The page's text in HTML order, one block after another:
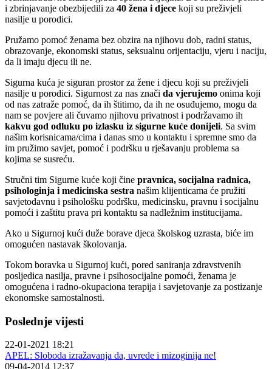
i zbrinjavanje obezbijedili za 40 žena i djece koji su preživjeli
nasilje u porodici.
Pružamo pomoć ženama bez obzira na njihovu dob, radni status,
obrazovanje, ekonomski status, seksualnu orijentaciju, vjeru i naciju,
da li imaju djecu ili ne.
Sigurna kuća je siguran prostor za žene i djecu koji su preživjeli
nasilje u porodici. Sigurnost za nas znači da vjerujemo onima koji
od nas zatraže pomoć, da ih štitimo, da ih ne osuđujemo, mogu da
nam se povjere ali čuvamo njihovu privatnost i podržavamo ih
kakvu god odluku po izlasku iz sigurne kuće donijeli. Sa svim
našim korisnicama/cima i danas smo u kontaktu i spremne smo da
im pružimo savjet, pomoć i podršku u rješavanju problema sa
kojima se susreću.
Stručni tim Sigurne kuće koji čine pravnica, socijalna radnica,
psihologinja i medicinska sestra našim klijenticama će pružiti
savjetodavnu i psihološku podršku, medicinsku, pravnu i socijalnu
pomoći i zaštitu prava pri kontaktu sa nadležnim institucijama.
Ako u Sigurnoj kući duže borave djeca školskog uzrasta, biće im
omogućen nastavak školovanja.
Tokom boravka u Sigurnoj kući, pored saniranja zdravstvenih
posljedica nasilja, pravne i psihosocijalne pomoći, ženama je
omogućena i radno-okupaciona terapija i savjetovanje za postizanje
ekonomske samostalnosti.
Poslednje vijesti
22-01-2021 18:21
APEL: Sloboda izražavanja da, uvrede i mizoginija ne!
09-04-2014 12:37